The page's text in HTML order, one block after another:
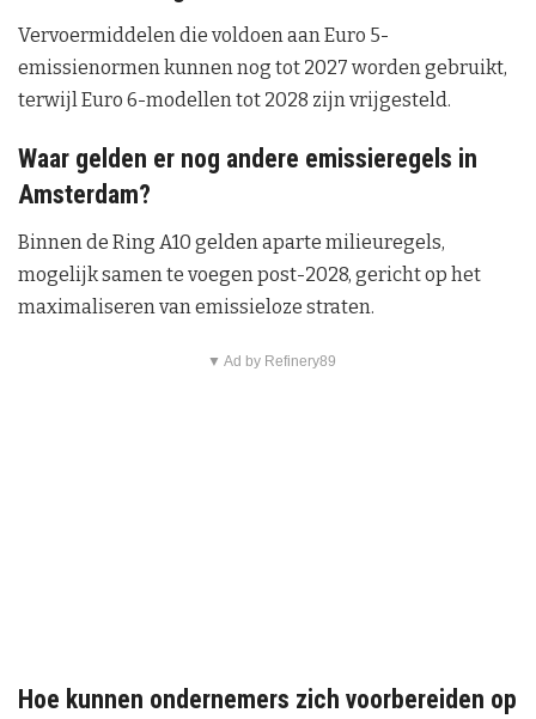
Vervoermiddelen die voldoen aan Euro 5-
emissienormen kunnen nog tot 2027 worden gebruikt,
terwijl Euro 6-modellen tot 2028 zijn vrijgesteld.
Waar gelden er nog andere emissieregels in
Amsterdam?
Binnen de Ring A10 gelden aparte milieuregels,
mogelijk samen te voegen post-2028, gericht op het
maximaliseren van emissieloze straten.
▼ Ad by Refinery89
Hoe kunnen ondernemers zich voorbereiden op